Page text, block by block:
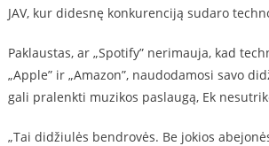
JAV, kur didesnę konkurenciją sudaro
Paklaustas, ar „Spotify” nerimauja, kad
„Apple” ir „Amazon”, naudodamosi savo
gali pralenkti muzikos paslaugą, Ek
„Tai didžiulės bendrovės. Be jokios